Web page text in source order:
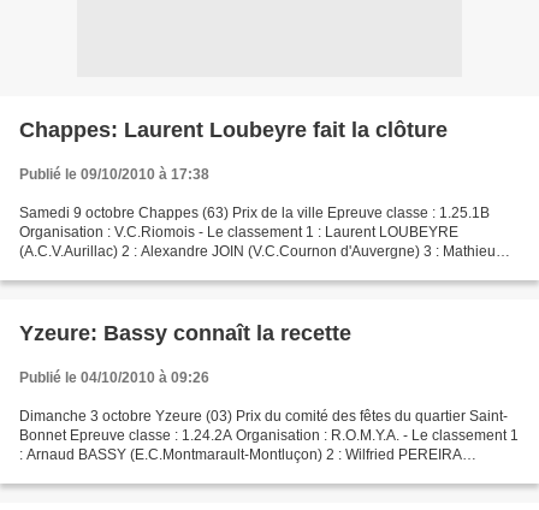
Chappes: Laurent Loubeyre fait la clôture
Publié le 09/10/2010 à 17:38
Samedi 9 octobre Chappes (63) Prix de la ville Epreuve classe : 1.25.1B
Organisation : V.C.Riomois - Le classement 1 : Laurent LOUBEYRE
(A.C.V.Aurillac) 2 : Alexandre JOIN (V.C.Cournon d'Auvergne) 3 : Mathieu
Yzeure: Bassy connaît la recette
Publié le 04/10/2010 à 09:26
Dimanche 3 octobre Yzeure (03) Prix du comité des fêtes du quartier Saint-
Bonnet Epreuve classe : 1.24.2A Organisation : R.O.M.Y.A. - Le classement 1
: Arnaud BASSY (E.C.Montmarault-Montluçon) 2 : Wilfried PEREIRA